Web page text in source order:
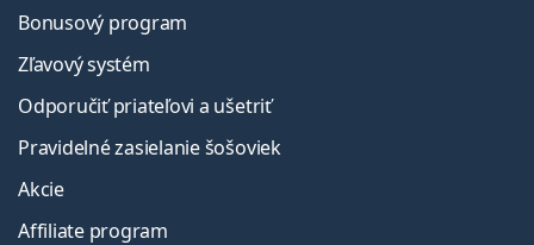
Bonusový program
Zľavový systém
Odporučiť priateľovi a ušetriť
Pravidelné zasielanie šošoviek
Akcie
Affiliate program